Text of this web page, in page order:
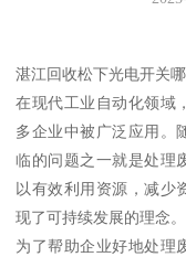
湛江回收松下光电开关
在现代工业自动化领域
多企业中被广泛应用。
临的问题之一就是处理
以有效利用资源，减少
现了可持续发展的理念。
为了帮助企业好地处理